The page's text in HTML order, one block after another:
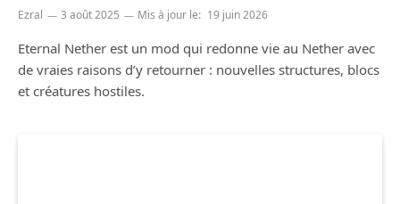
Ezral 3 août 2025 Mis à jour le: 19 juin 2026
Eternal Nether est un mod qui redonne vie au Nether avec
de vraies raisons d’y retourner : nouvelles structures, blocs
et créatures hostiles.